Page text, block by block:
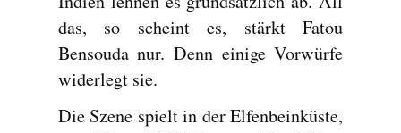
das, so scheint es, stärkt Fatou
Bensouda nur. Denn einige Vorwürfe
widerlegt sie.
Die Szene spielt in der Elfenbeinküste,